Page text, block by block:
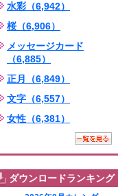
水彩（6,942）
桜（6,906）
メッセージカード
（6,885）
正月（6,849）
文字（6,557）
女性（6,381）
ダウンロードランキング